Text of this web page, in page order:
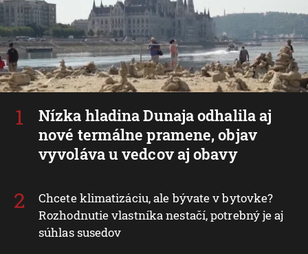
nové termálne pramene, objav
vyvoláva u vedcov aj obavy